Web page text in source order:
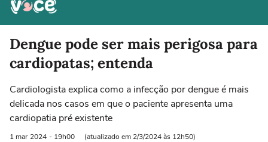
Dengue pode ser mais perigosa para
cardiopatas; entenda
Cardiologista explica como a infecção por dengue é mais
delicada nos casos em que o paciente apresenta uma
cardiopatia pré existente
1 mar 2024 - 19h00 (atualizado em 2/3/2024 às 12h50)